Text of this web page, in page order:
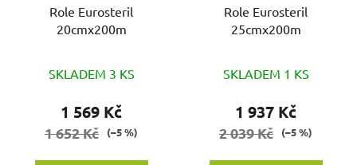
Role Eurosteril
20cmx200m
SKLADEM 3 KS
1 569 Kč
1 652 Kč (–5 %)
Role Eurosteril
25cmx200m
SKLADEM 1 KS
1 937 Kč
2 039 Kč (–5 %)